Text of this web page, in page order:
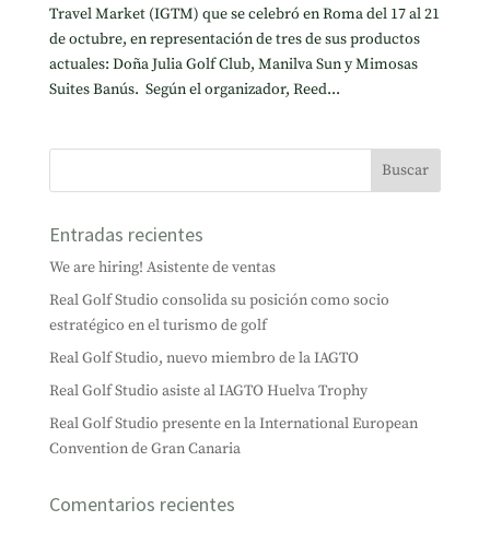
Travel Market (IGTM) que se celebró en Roma del 17 al 21
de octubre, en representación de tres de sus productos
actuales: Doña Julia Golf Club, Manilva Sun y Mimosas
Suites Banús. Según el organizador, Reed...
Entradas recientes
We are hiring! Asistente de ventas
Real Golf Studio consolida su posición como socio
estratégico en el turismo de golf
Real Golf Studio, nuevo miembro de la IAGTO
Real Golf Studio asiste al IAGTO Huelva Trophy
Real Golf Studio presente en la International European
Convention de Gran Canaria
Comentarios recientes